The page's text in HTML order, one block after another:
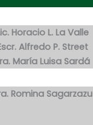
Horacio L. La Valle
Alfredo P. Street
María Luisa Sardá
Romina Sagarzazu